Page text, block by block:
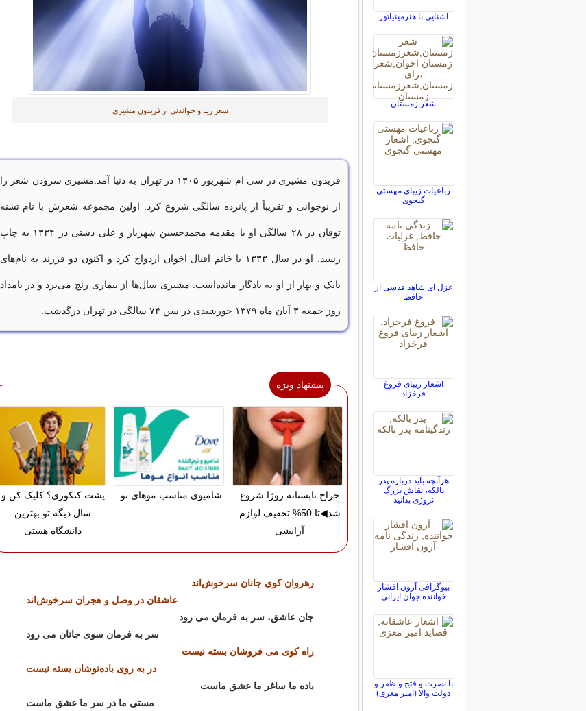
شعر زیبا و خواندنی از فریدون مشیری
فریدون مشیری در سی ام شهریور ۱۳۰۵ در تهران به دنیا آمد.مشیری سرودن شعر را
از نوجوانی و تقریباً از پانزده سالگی شروع کرد. اولین مجموعه شعرش با نام تشنه
توفان در ۲۸ سالگی او با مقدمه محمدحسین شهریار و علی دشتی در ۱۳۳۴ به چاپ
رسید. او در سال ۱۳۳۳ با خانم اقبال اخوان ازدواج کرد و اکنون دو فرزند به نام‌های
بابک و بهار از او به یادگار مانده‌است. مشیری سال‌ها از بیماری رنج می‌برد و در بامداد
روز جمعه ۳ آبان ماه ۱۳۷۹ خورشیدی در سن ۷۴ سالگی در تهران درگذشت.
پیشنهاد ویژه
حراج تابستانه روژا شروع
شد◀تا 50% تخفیف لوازم
آرایشی
شامپوی مناسب موهای تو
پشت کنکوری؟ کلیک کن و
سال دیگه تو بهترین
دانشگاه هستی
رهروان كوی جانان سرخوش‌اند
عاشقان در وصل و هجران سرخوش‌اند
جان عاشق، سر به فرمان می رود
سر به فرمان سوی جانان می رود
راه كوی می فروشان بسته نيست
در به روی باده‌نوشان بسته نيست
باده ما ساغر ما عشق ماست
مستی ما در سر ما عشق ماست
آشنایی با هنرمينياتور
شعر زمستان
رباعیات زیبای مهستی
گنجوی
غزل ای شاهد قدسی از
حافظ
اشعار زیبای فروغ
فرخزاد
هرآنچه باید درباره پدر
بالکه، نقاش بزرگ
نروژی بدانید
بیوگرافی آرون افشار
خواننده جوان ایرانی
با نصرت و فتح و ظفر و
دولت والا (امیر معزی)